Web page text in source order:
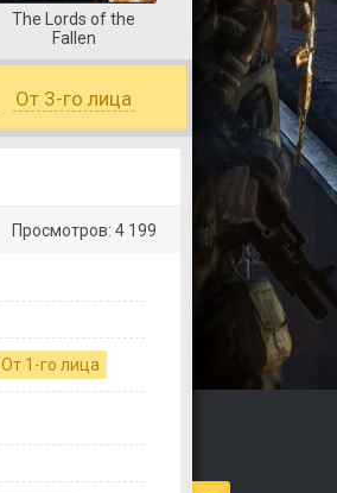
The Lords of the
Fallen
REANIMAL
От 3-го лица
Просмотров: 4 199
От 1-го лица